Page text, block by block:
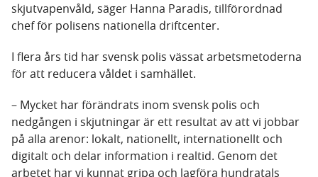
skjutvapenvåld, säger Hanna Paradis, tillförordnad
chef för polisens nationella driftcenter.
I flera års tid har svensk polis vässat arbetsmetoderna
för att reducera våldet i samhället.
– Mycket har förändrats inom svensk polis och
nedgången i skjutningar är ett resultat av att vi jobbar
på alla arenor: lokalt, nationellt, internationellt och
digitalt och delar information i realtid. Genom det
arbetet har vi kunnat gripa och lagföra hundratals